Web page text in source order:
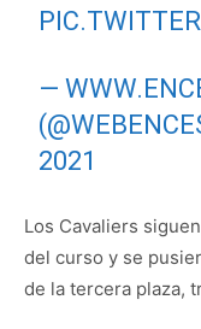
—
2021
Los Cavaliers
del curso y se
de la tercera plaza,